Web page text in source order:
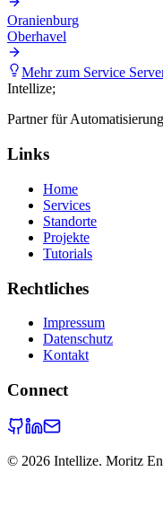
Oranienburg
Oberhavel
Mehr zum Service
Intellize;
Partner für
Links
Home
Services
Standorte
Projekte
Tutorials
Rechtliches
Impressum
Datenschutz
Kontakt
Connect
© 2026 Intellize. Moritz